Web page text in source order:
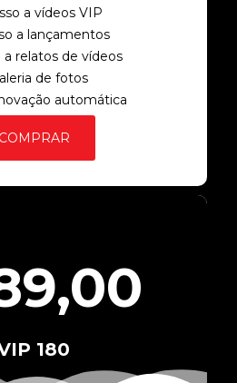
a vídeos VIP
a lançamentos
a relatos de vídeos
de fotos
automática
COMPRAR
180